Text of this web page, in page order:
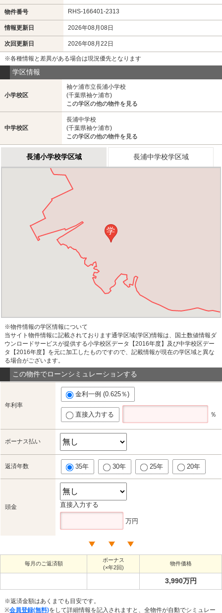
物件番号 RHS-166401-2313
情報更新日 2026年08月08日
次回更新日 2026年08月22日
※各種情報と差異がある場合は現況優先となります
学区情報
小学校区
袖ケ浦市立長浦小学校
(千葉県袖ケ浦市)
この学区の他の物件を見る
中学校区
長浦中学校
(千葉県袖ケ浦市)
この学区の他の物件を見る
長浦小学校学区域 長浦中学校学区域
学
※物件情報の学区情報について
当サイト物件情報に記載されております通学区域(学区)情報は、国土数値情報ダ
ウンロードサービスが提供する小学校区データ【2016年度】及び中学校区デー
タ【2016年度】を元に加工したものですので、記載情報が現在の学区域と異な
る場合がございます。
この物件でローンシミュレーションする
年利率
金利一例 (0.625％)
直接入力する ％
ボーナス払い
返済年数 35年 30年 25年 20年
頭金 直接入力する
万円
毎月のご返済額
ボーナス
(×年2回)
物件価格
3,990万円
※返済金額はあくまでも目安です。
※会員登録(無料)をして詳細情報を記入されますと、全物件が自動でシミュレー